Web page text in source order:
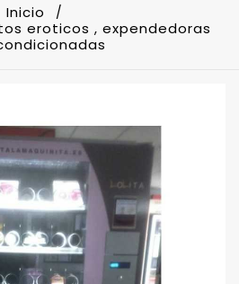
Inicio
eroticos , expendedoras